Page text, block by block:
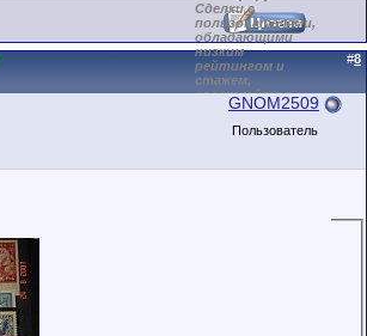
Сделки с
пользователями,
обладающими
низким
рейтингом и
стажем,
совершайте с
осторожностью!
#8
GNOM2509
Пользователь